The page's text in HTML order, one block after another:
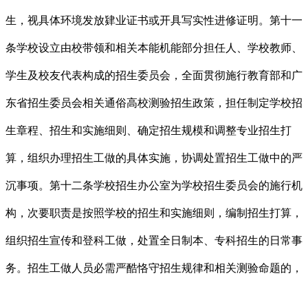
生，视具体环境发放肄业证书或开具写实性进修证明。第十一
条学校设立由校带领和相关本能机能部分担任人、学校教师、
学生及校友代表构成的招生委员会，全面贯彻施行教育部和广
东省招生委员会相关通俗高校测验招生政策，担任制定学校招
生章程、招生和实施细则、确定招生规模和调整专业招生打
算，组织办理招生工做的具体实施，协调处置招生工做中的严
沉事项。第十二条学校招生办公室为学校招生委员会的施行机
构，次要职责是按照学校的招生和实施细则，编制招生打算，
组织招生宣传和登科工做，处置全日制本、专科招生的日常事
务。招生工做人员必需严酷恪守招生规律和相关测验命题的，